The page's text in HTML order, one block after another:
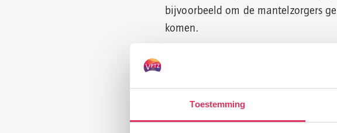
Toestemming
bijvoorbeeld om de mantelzorgers
komen.
Soms hebben terminaal zieke
vrijwilligers bieden die
speciaal opgeleide vrijwilligers